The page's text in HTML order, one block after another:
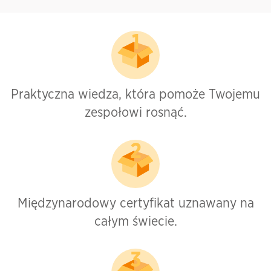
Praktyczna wiedza, która pomoże Twojemu
zespołowi rosnąć.
Międzynarodowy certyfikat uznawany na
całym świecie.